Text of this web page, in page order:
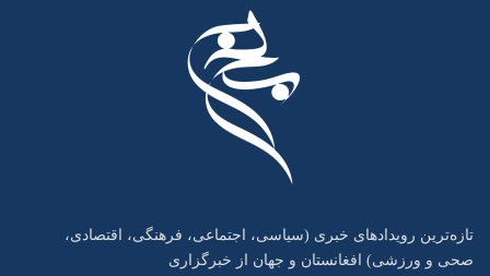
تازه‌ترین رویدادهای خبری (سیاسی، اجتماعی، فرهنگی، اقتصادی،
صحی و ورزشی) افغانستان و جهان از خبرگزاری